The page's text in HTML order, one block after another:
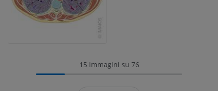
15 immagini su 76